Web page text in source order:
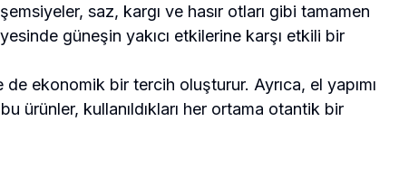
saz, kargı ve hasır otları gibi tamamen
güneşin yakıcı etkilerine karşı etkili bir
ekonomik bir tercih oluşturur. Ayrıca, el yapımı
ürünler, kullanıldıkları her ortama otantik bir